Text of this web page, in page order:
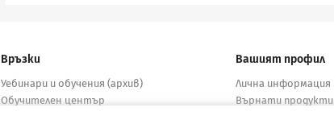
Връзки
Уебинари и обучения (архив)
Обучителен център
Вашият профил
Лична информация
Върнати продукти